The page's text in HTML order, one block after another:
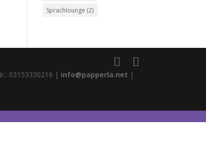
Sprachlounge (2)
03153330216 | info@papperla.net |